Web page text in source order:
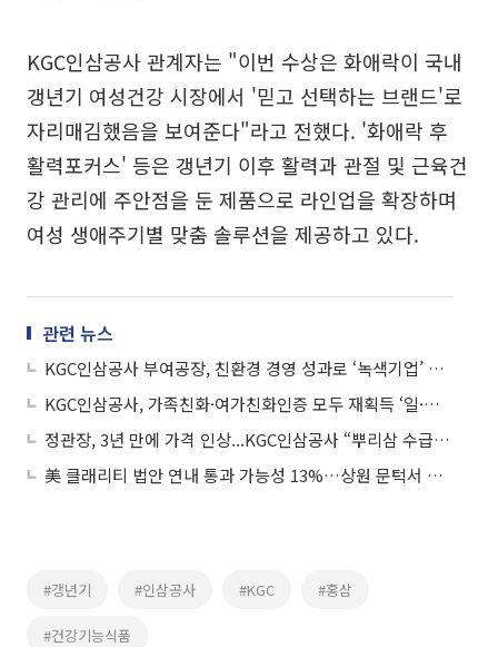
KGC인삼공사 관계자는 "이번 수상은 화애락이 국내
갱년기 여성건강 시장에서 '믿고 선택하는 브랜드'로
자리매김했음을 보여준다"라고 전했다. '화애락 후
활력포커스' 등은 갱년기 이후 활력과 관절 및 근육건
강 관리에 주안점을 둔 제품으로 라인업을 확장하며
여성 생애주기별 맞춤 솔루션을 제공하고 있다.
관련 뉴스
KGC인삼공사 부여공장, 친환경 경영 성과로 ‘녹색기업’ 선정
KGC인삼공사, 가족친화·여가친화인증 모두 재획득 ‘일·가정 균형 앞장’
정관장, 3년 만에 가격 인상...KGC인삼공사 “뿌리삼 수급 부족”
美 클래리티 법안 연내 통과 가능성 13%…상원 문턱서 제동
#갱년기 #인삼공사 #KGC #홍삼
#건강기능식품